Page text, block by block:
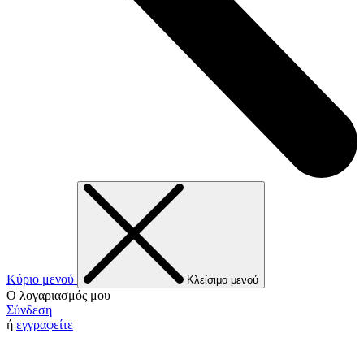
Κύριο μενού Κλείσιμο μενού
Ο λογαριασμός μου
Σύνδεση
ή εγγραφείτε